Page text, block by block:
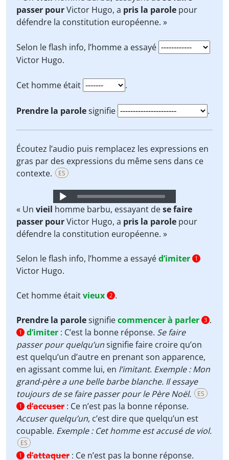
passer pourVictor Hugo, a pris la parole pour
défendre la constitution européenne. »
Selon le flash info, l’homme a essayé
Victor Hugo.
Cet homme était .
Prendre la parolesignifie .
Écoutez l’audio puis remplacez les expressions en
gras par des expressions du même sens dans ce
contexte.
ES
Audio
Player
« Un vieil homme barbu, essayant dese faire
passer pourVictor Hugo, a pris la parole pour
défendre la constitution européenne. »
Selon le flash info, l’homme a essayéd’imiter 1
Victor Hugo.
Cet homme étaitvieux 2 .
Prendre la parolesignifiecommencer à parler 3 .
1 d’imiter : C’est la bonne réponse. Se faire
passer pour quelqu’unsignifie faire croire qu’on
est quelqu’un d’autre en prenant son apparence,
en agissant comme lui, en l’imitant. Exemple : Mon
grand-père a une belle barbe blanche. Il essaye
toujours de se faire passer pour le Père Noël.
ES
1 d’accuser : Ce n’est pas la bonne réponse.
Accuser quelqu’un, c’est dire que quelqu’un est
coupable. Exemple : Cet homme est accusé de viol.
ES
1 d’attaquer : Ce n’est pas la bonne réponse.